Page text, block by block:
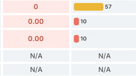
0 57
0.00 10
0.00 10
N/A N/A
N/A N/A